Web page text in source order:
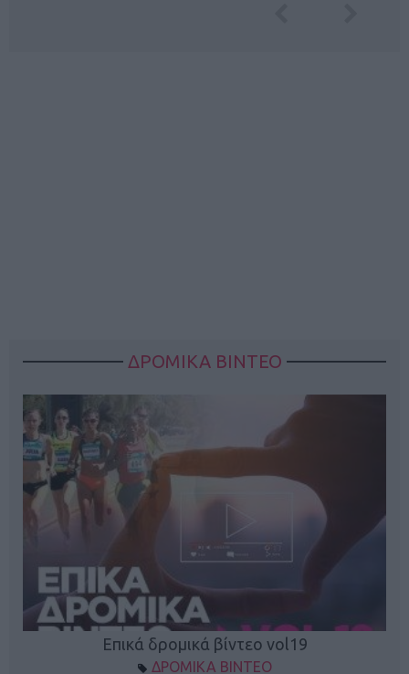
ΔΡΟΜΙΚΑ ΒΙΝΤΕΟ
Επικά δρομικά βίντεο vol19
ΔΡΟΜΙΚΑ ΒΙΝΤΕΟ